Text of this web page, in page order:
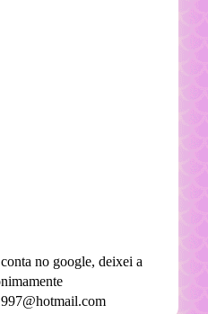
no google, deixei a